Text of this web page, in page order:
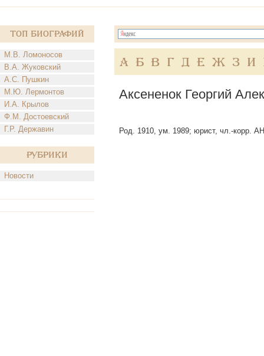
Топ Биографий
М.В. Ломоносов
В.А. Жуковский
А.С. Пушкин
М.Ю. Лермонтов
И.А. Крылов
Ф.М. Достоевский
Г.Р. Державин
Рубрики
Новости
А Б В Г Д Е Ж З И
Аксененок Георгий
Род. 1910, ум. 1989; юрист, чл.-корр.